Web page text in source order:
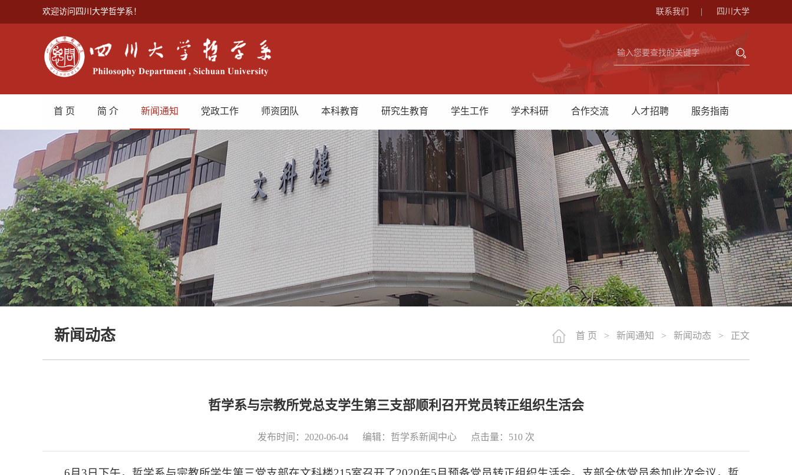
欢迎访问四川大学哲学系！ 联系我们 四川大学
首 页 简 介 新闻通知 党政工作 师资团队 本科教育 研究生教育 学生工作 学术科研 合作交流 人才招聘 服务指南
新闻动态 首 页 > 新闻通知 > 新闻动态 > 正文
哲学系与宗教所党总支学生第三支部顺利召开党员转正组织生活会
发布时间：2020-06-04 编辑：哲学系新闻中心 点击量： 510 次